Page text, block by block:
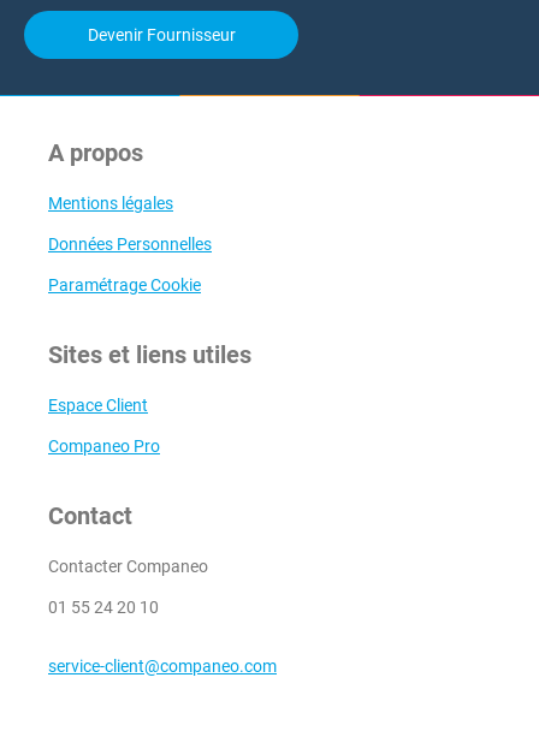
Devenir Fournisseur
A propos
Mentions légales
Données Personnelles
Paramétrage Cookie
Sites et liens utiles
Espace Client
Companeo Pro
Contact
Contacter Companeo
01 55 24 20 10
service-client@companeo.com